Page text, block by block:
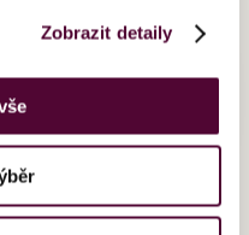
Zobrazit detaily